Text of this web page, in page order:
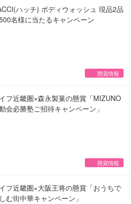
ハッチ) ボディウォッシュ 現品2品
名様に当たるキャンペーン
懸賞情報
フ近畿圏×森永製菓の懸賞「MIZUNO
会必勝塾ご招待キャンペーン」
懸賞情報
フ近畿圏×大阪王将の懸賞「おうちで
む街中華キャンペーン」